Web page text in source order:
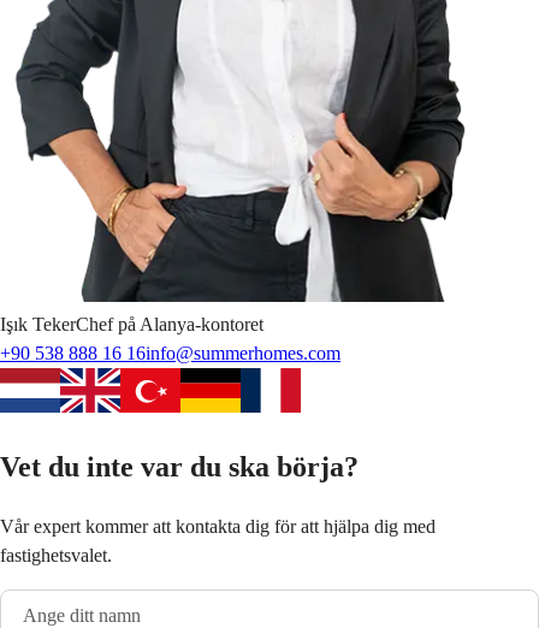
Işık TekerChef på Alanya-kontoret
+90 538 888 16 16info@summerhomes.com
Vet du inte var du ska börja?
Vår expert kommer att kontakta dig för att hjälpa dig med
fastighetsvalet.